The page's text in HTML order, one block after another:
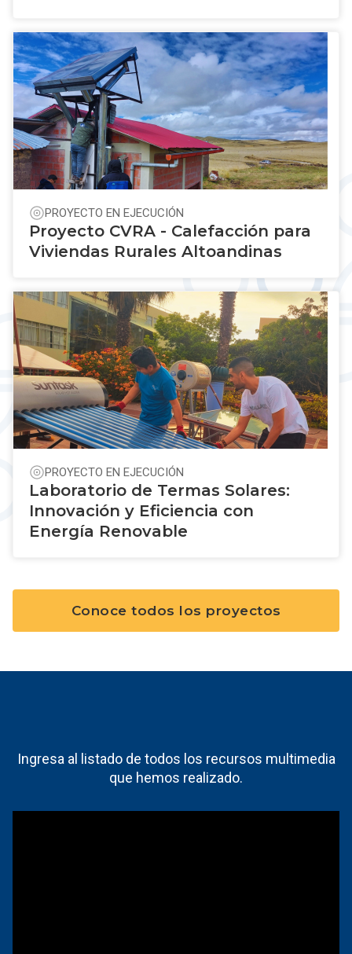
PROYECTO EN EJECUCIÓN
Proyecto CVRA - Calefacción para
Viviendas Rurales Altoandinas
PROYECTO EN EJECUCIÓN
Laboratorio de Termas Solares:
Innovación y Eficiencia con
Energía Renovable
Conoce todos los proyectos
Ingresa al listado de todos los recursos multimedia
que hemos realizado.